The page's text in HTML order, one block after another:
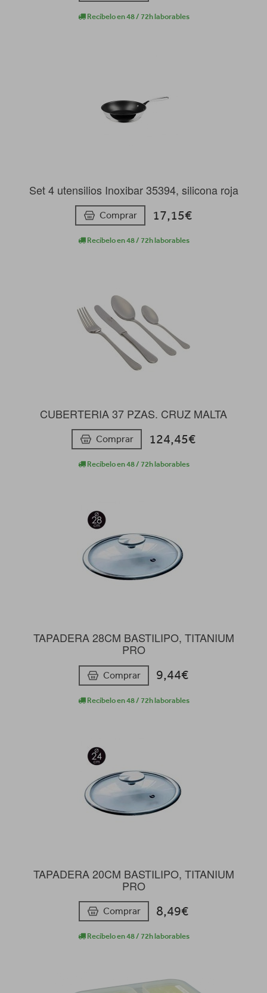
Recíbelo en 48 / 72h laborables
Set 4 utensilios Inoxibar 35394, silicona roja
Comprar 17,15€
Recíbelo en 48 / 72h laborables
CUBERTERIA 37 PZAS. CRUZ MALTA
Comprar 124,45€
Recíbelo en 48 / 72h laborables
TAPADERA 28CM BASTILIPO, TITANIUM
PRO
Comprar 9,44€
Recíbelo en 48 / 72h laborables
TAPADERA 20CM BASTILIPO, TITANIUM
PRO
Comprar 8,49€
Recíbelo en 48 / 72h laborables